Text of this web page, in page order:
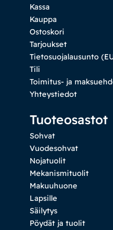
Kassa
Kauppa
Ostoskori
Tarjoukset
Tietosuojalausunto
Tili
Toimitus- ja
Yhteystiedot
Tuoteosastot
Sohvat
Vuodesohvat
Nojatuolit
Mekanismituolit
Makuuhuone
Lapsille
Säilytys
Pöydät ja tuolit